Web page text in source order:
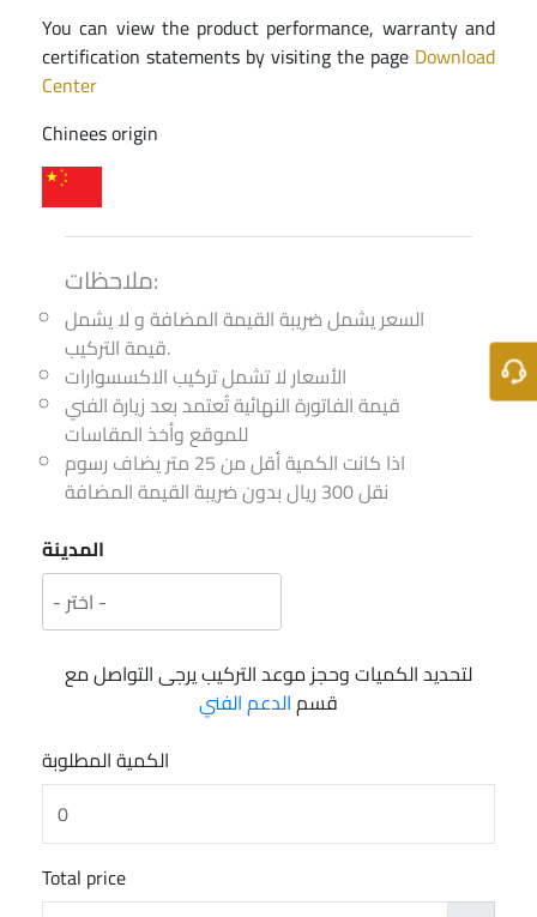
You can view the product performance, warranty and
certification statements by visiting the page Download
Center
Chinees origin
ملاحظات:
السعر يشمل ضريبة القيمة المضافة و لا يشمل
قيمة التركيب.
الأسعار لا تشمل تركيب الاكسسوارات
قيمة الفاتورة النهائية تُعتمد بعد زيارة الفني
للموقع وأخذ المقاسات
اذا كانت الكمية أقل من 25 متر يضاف رسوم
نقل 300 ريال بدون ضريبة القيمة المضافة
المدينة
لتحديد الكميات وحجز موعد التركيب يرجى التواصل مع
قسمالدعم الفني
الكمية المطلوبة
Total price